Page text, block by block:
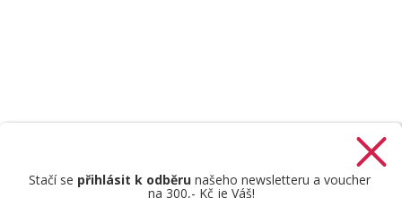
Stačí se přihlásit k odběrunašeho newsletteru a voucher
na 300,- Kč je Váš!